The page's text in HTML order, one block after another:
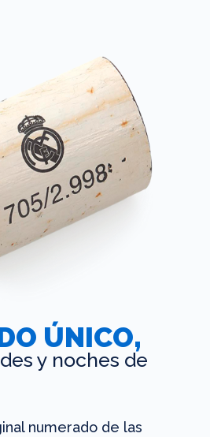
ÚNICO,
y noches de
numerado de las